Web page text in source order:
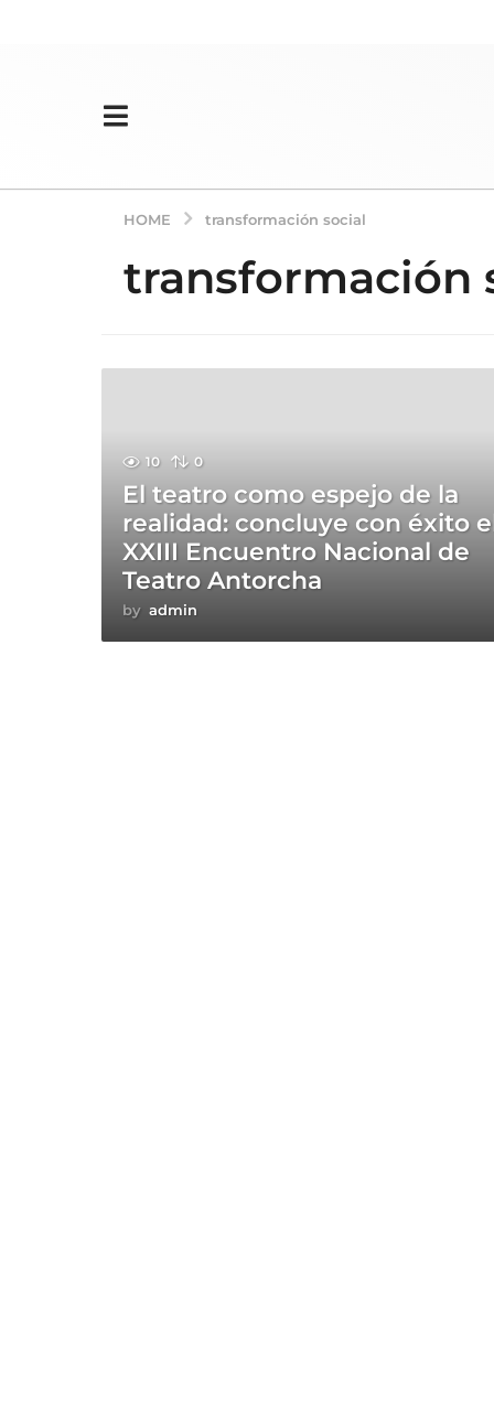
HOME transformación social
transformación
10 0
El teatro como espejo de la
realidad: concluye con éxito
XXIII Encuentro Nacional de
Teatro Antorcha
by admin